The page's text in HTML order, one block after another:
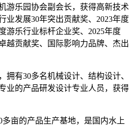
游乐园协会副会长，获得高新技术
业发展30年突出贡献奖、2023年度
游乐行业标杆企业奖、2025年度
越贡献奖、国际影响力品牌、杰出
拥有30多名机械设计、结构设计、
业的产品研发设计专业人员，获得
亩的产品生产基地，是国内水上